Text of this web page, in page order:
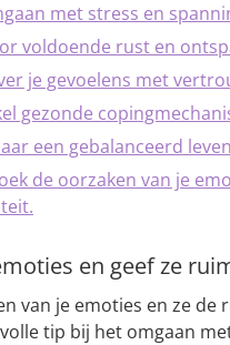
met stress en
voldoende rust en
je gevoelens met
gezonde
een gebalanceerd
de oorzaken van je
en geef ze
van je emoties en ze de
tip bij het omgaan